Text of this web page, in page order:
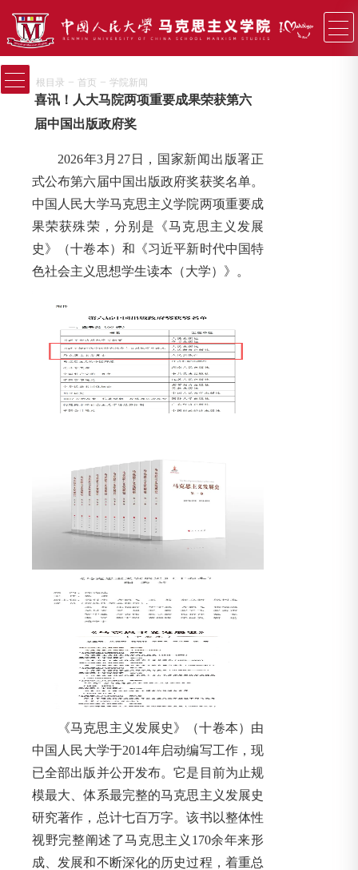
根目录 − 首页 − 学院新闻
喜讯！人大马院两项重要成果荣获第六
届中国出版政府奖
2026年3月27日，国家新闻出版署正
式公布第六届中国出版政府奖获奖名单。
中国人民大学马克思主义学院两项重要成
果荣获殊荣，分别是《马克思主义发展
史》（十卷本）和《习近平新时代中国特
色社会主义思想学生读本（大学）》。
《马克思主义发展史》（十卷本）由
中国人民大学于2014年启动编写工作，现
已全部出版并公开发布。它是目前为止规
模最大、体系最完整的马克思主义发展史
研究著作，总计七百万字。该书以整体性
视野完整阐述了马克思主义170余年来形
成、发展和不断深化的历史过程，着重总